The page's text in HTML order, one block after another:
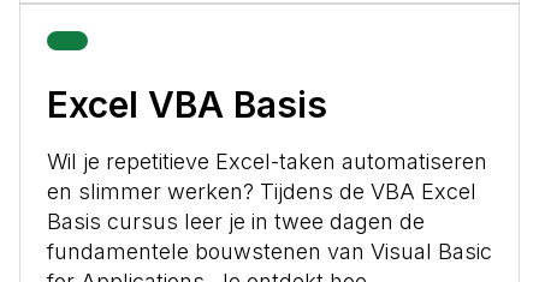
Excel VBA Basis
Wil je repetitieve Excel-taken automatiseren
en slimmer werken? Tijdens de VBA Excel
Basis cursus leer je in twee dagen de
fundamentele bouwstenen van Visual Basic